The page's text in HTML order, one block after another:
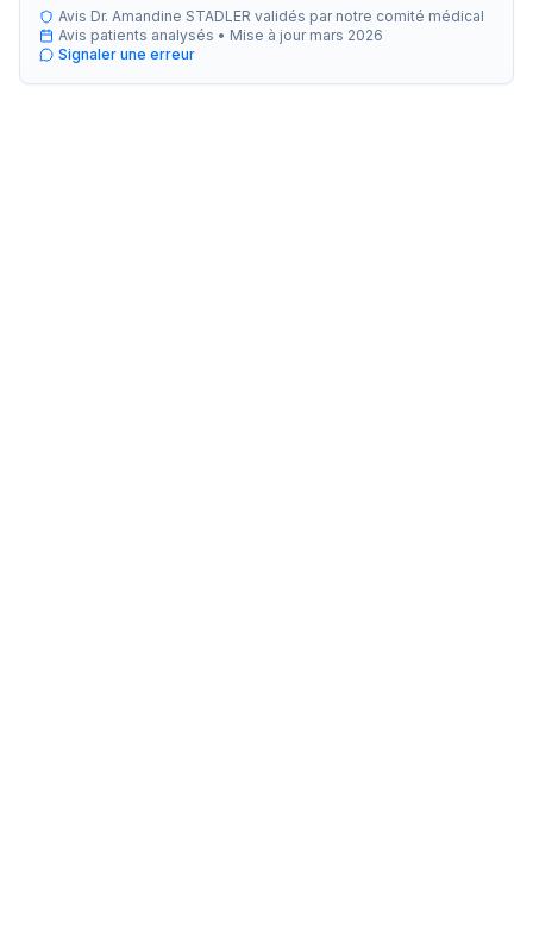
Avis Dr. Amandine STADLER validés par notre comité médical
Avis patients analysés • Mise à jour mars 2026
Signaler une erreur